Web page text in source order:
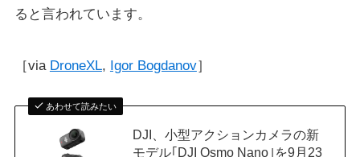
ると言われています。
［via DroneXL, Igor Bogdanov］
あわせて読みたい
DJI、小型アクションカメラの新
モデル｢DJI Osmo Nano｣を9月23